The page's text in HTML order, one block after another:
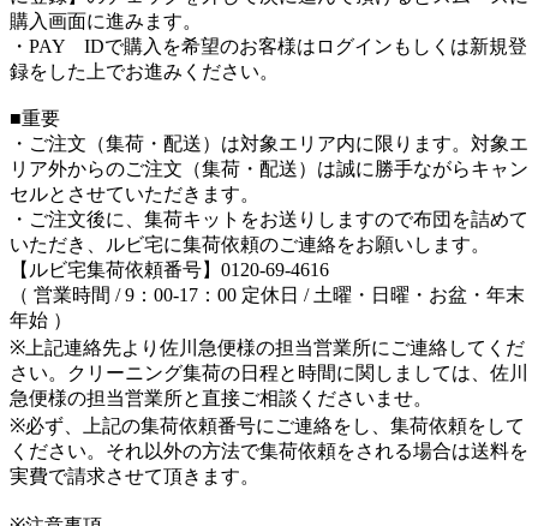
購入画面に進みます。
・PAY IDで購入を希望のお客様はログインもしくは新規登
録をした上でお進みください。
■重要
・ご注文（集荷・配送）は対象エリア内に限ります。対象エ
リア外からのご注文（集荷・配送）は誠に勝手ながらキャン
セルとさせていただきます。
・ご注文後に、集荷キットをお送りしますので布団を詰めて
いただき、ルビ宅に集荷依頼のご連絡をお願いします。
【ルビ宅集荷依頼番号】0120-69-4616
（ 営業時間 / 9：00-17：00 定休日 / 土曜・日曜・お盆・年末
年始 ）
※上記連絡先より佐川急便様の担当営業所にご連絡してくだ
さい。クリーニング集荷の日程と時間に関しましては、佐川
急便様の担当営業所と直接ご相談くださいませ。
※必ず、上記の集荷依頼番号にご連絡をし、集荷依頼をして
ください。それ以外の方法で集荷依頼をされる場合は送料を
実費で請求させて頂きます。